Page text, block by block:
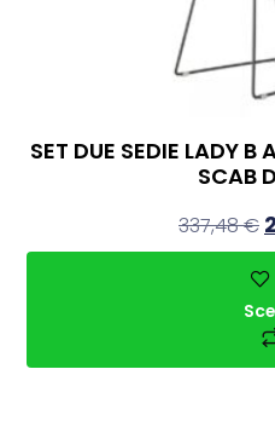
SET DUE SEDIE LADY B
SCAB
337,48€